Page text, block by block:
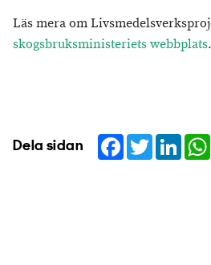
Läs mera om
skogsbruksministeriets webbplats.
Dela sidan Facebook
Twitter